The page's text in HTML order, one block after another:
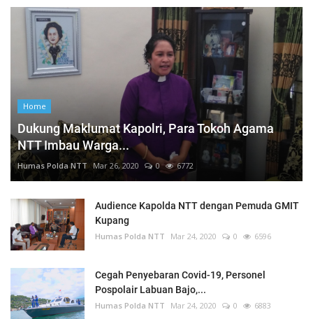
Home
Dukung Maklumat Kapolri, Para Tokoh Agama
NTT Imbau Warga...
Humas Polda NTT Mar 26, 2020 0 6772
Audience Kapolda NTT dengan Pemuda GMIT
Kupang
Humas Polda NTT Mar 24, 2020 0 6596
Cegah Penyebaran Covid-19, Personel
Pospolair Labuan Bajo,...
Humas Polda NTT Mar 24, 2020 0 6883